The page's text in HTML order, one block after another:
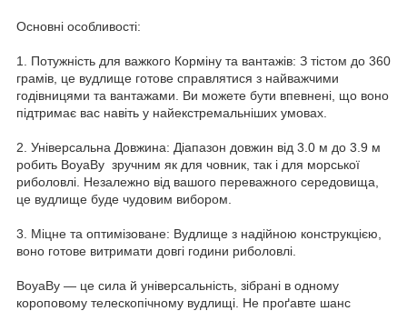
Основні особливості:
1. Потужність для важкого Корміну та вантажів: З тістом до 360
грамів, це вудлище готове справлятися з найважчими
годівницями та вантажами. Ви можете бути впевнені, що воно
підтримає вас навіть у найекстремальніших умовах.
2. Універсальна Довжина: Діапазон довжин від 3.0 м до 3.9 м
робить BoyaBy зручним як для човник, так і для морської
риболовлі. Незалежно від вашого переважного середовища,
це вудлище буде чудовим вибором.
3. Міцне та оптимізоване: Вудлище з надійною конструкцією,
воно готове витримати довгі години риболовлі.
BoyaBy — це сила й універсальність, зібрані в одному
короповому телескопічному вудлищі. Не проґавте шанс